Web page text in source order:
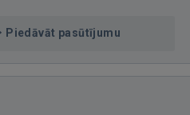
Piedāvāt pasūtījumu